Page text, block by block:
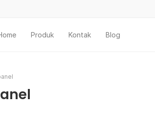
Produk Kontak Blog